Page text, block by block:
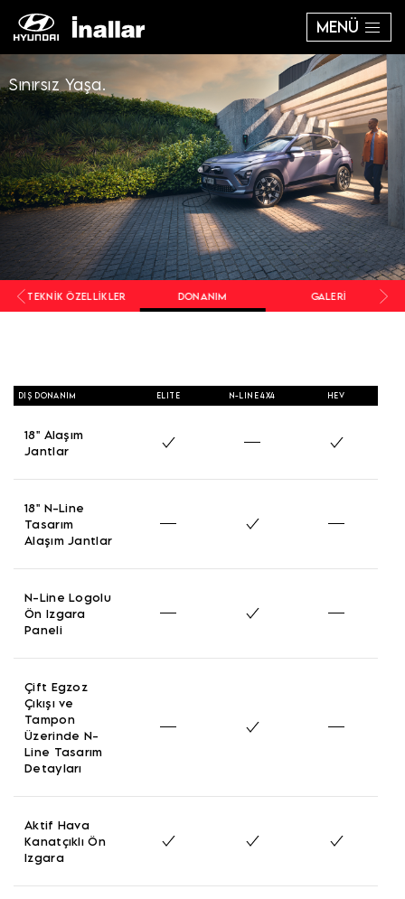
MENÜ
Sınırsız Yaşa.
TEKNIK ÖZELLIKLER DONANIM GALERI
DIŞ DONANIM ELITE N-LINE 4X4 HEV
18'' Alaşım
Jantlar
18'' N-Line
Tasarım
Alaşım Jantlar
N-Line Logolu
Ön Izgara
Paneli
Çift Egzoz
Çıkışı ve
Tampon
Üzerinde N-
Line Tasarım
Detayları
Aktif Hava
Kanatçıklı Ön
Izgara